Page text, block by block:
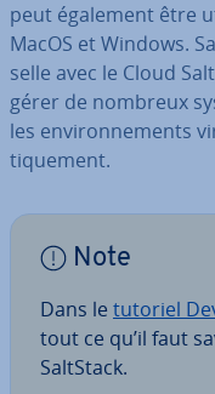
peut également être
MacOS et Windows.
selle avec le Cloud
gérer de nombreux
les en­vi­ron­ne­ments
ti­que­ment.
Note
Dans le tutoriel
tout ce qu’il faut
SaltStack.